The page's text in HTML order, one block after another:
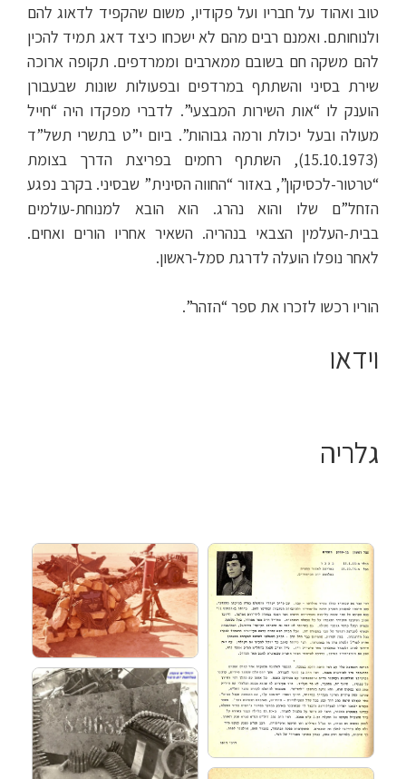
טוב ואהוד על חבריו ועל פקודיו, משום שהקפיד לדאוג להם
ולנוחותם. ואמנם רבים מהם לא ישכחו כיצד דאג תמיד להכין
להם משקה חם בשובם ממארבים וממרדפים. תקופה ארוכה
שירת בסיני והשתתף במרדפים ובפעולות שונות שבעבורן
הוענק לו “אות השירות המבצעי”. לדברי מפקדו היה “חייל
מעולה ובעל יכולת ורמה גבוהות”. ביום י”ט בתשרי תשל”ד
(15.10.1973), השתתף רחמים בפריצת הדרך בצומת
“טרטור-לכסיקון”, באזור “החווה הסינית” שבסיני. בקרב נפגע
הזחל”ם שלו והוא נהרג. הוא הובא למנוחת-עולמים
בבית-העלמין הצבאי בנהריה. השאיר אחריו הורים ואחים.
לאחר נופלו הועלה לדרגת סמל-ראשון.
הוריו רכשו לזכרו את ספר “הזהר”.
וידאו
גלריה